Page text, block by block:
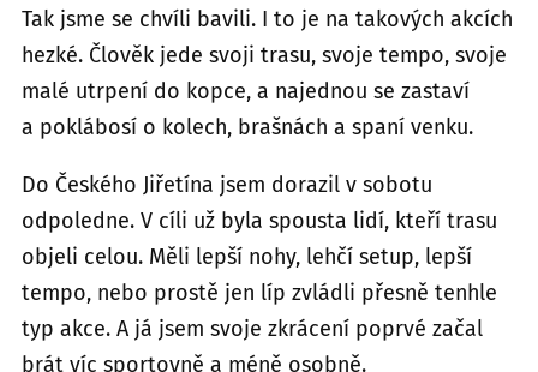
Tak jsme se chvíli bavili. I to je na takových akcích
hezké. Člověk jede svoji trasu, svoje tempo, svoje
malé utrpení do kopce, a najednou se zastaví
a poklábosí o kolech, brašnách a spaní venku.
Do Českého Jiřetína jsem dorazil v sobotu
odpoledne. V cíli už byla spousta lidí, kteří trasu
objeli celou. Měli lepší nohy, lehčí setup, lepší
tempo, nebo prostě jen líp zvládli přesně tenhle
typ akce. A já jsem svoje zkrácení poprvé začal
brát víc sportovně a méně osobně.